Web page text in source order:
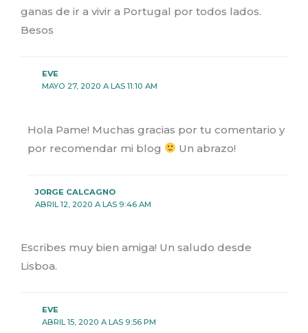
ganas de ir a vivir a Portugal por todos lados.
Besos
EVE
MAYO 27, 2020 A LAS 11:10 AM
Hola Pame! Muchas gracias por tu comentario y
por recomendar mi blog
Un abrazo!
JORGE CALCAGNO
ABRIL 12, 2020 A LAS 9:46 AM
Escribes muy bien amiga! Un saludo desde
Lisboa.
EVE
ABRIL 15, 2020 A LAS 9:56 PM